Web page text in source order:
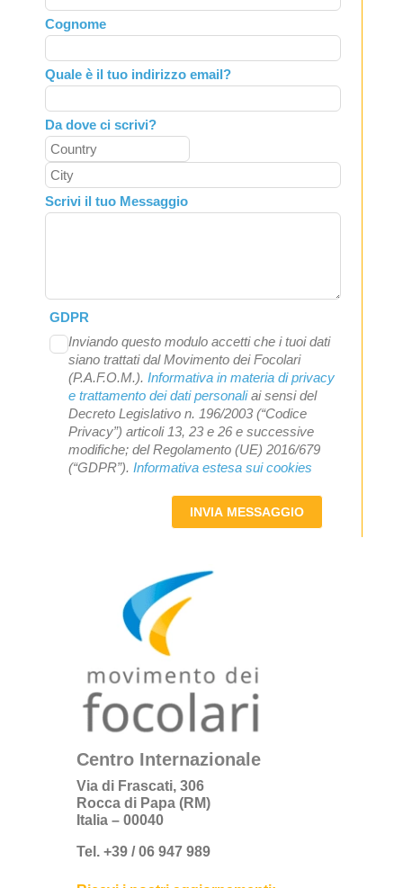
field
blank
Cognome
Quale è il tuo indirizzo email?
Da dove ci scrivi?
Scrivi il tuo Messaggio
GDPR
Inviando questo modulo accetti che i tuoi dati
siano trattati dal Movimento dei Focolari
(P.A.F.O.M.). Informativa in materia di privacy
e trattamento dei dati personaliai sensi del
Decreto Legislativo n. 196/2003 (“Codice
Privacy”) articoli 13, 23 e 26 e successive
modifiche; del Regolamento (UE) 2016/679
(“GDPR”). Informativa estesa sui cookies
INVIA MESSAGGIO
Centro Internazionale
Via di Frascati, 306
Rocca di Papa (RM)
Italia – 00040
Tel. +39 / 06 947 989